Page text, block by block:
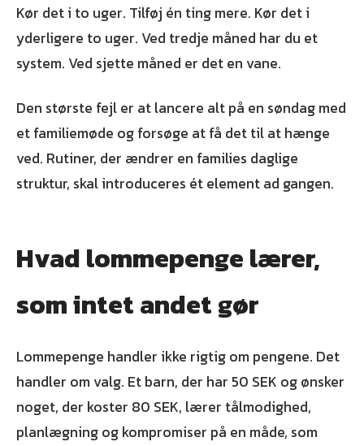
Kør det i to uger. Tilføj én ting mere. Kør det i
yderligere to uger. Ved tredje måned har du et
system. Ved sjette måned er det en vane.
Den største fejl er at lancere alt på en søndag med
et familiemøde og forsøge at få det til at hænge
ved. Rutiner, der ændrer en families daglige
struktur, skal introduceres ét element ad gangen.
Hvad lommepenge lærer,
som intet andet gør
Lommepenge handler ikke rigtig om pengene. Det
handler om valg. Et barn, der har 50 SEK og ønsker
noget, der koster 80 SEK, lærer tålmodighed,
planlægning og kompromiser på en måde, som